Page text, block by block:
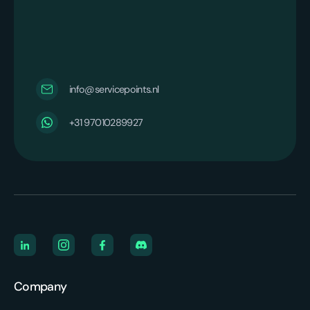
info@servicepoints.nl
+31 97010289927
Company